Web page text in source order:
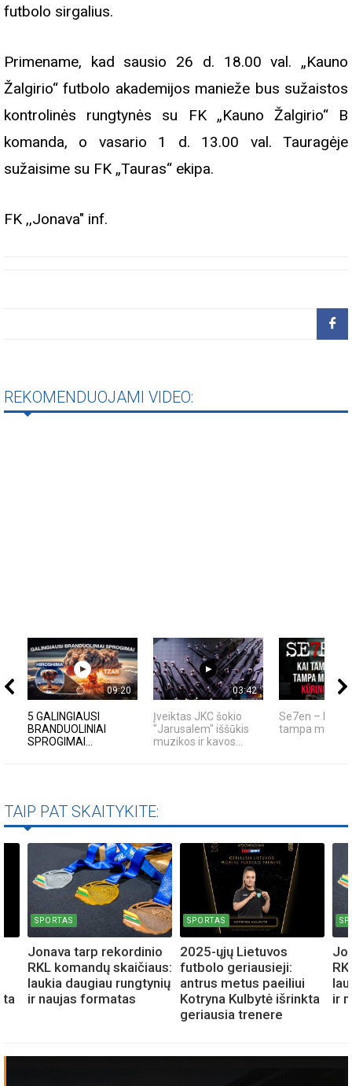
futbolo sirgalius.
Primename, kad sausio 26 d. 18.00 val. „Kauno
Žalgirio“ futbolo akademijos manieže bus sužaistos
kontrolinės rungtynės su FK „Kauno Žalgirio“ B
komanda, o vasario 1 d. 13.00 val. Tauragėje
sužaisime su FK „Tauras“ ekipa.
FK ,,Jonava" inf.
REKOMENDUOJAMI VIDEO:
09:20
5 GALINGIAUSI
BRANDUOLINIAI
SPROGIMAI...
03:42
Įveiktas JKC šokio
"Jarusalem" iššūkis
muzikos ir kavos...
Se7en – kai
tampa meno
TAIP PAT SKAITYKITE:
SPORTAS
Jonava tarp rekordinio
RKL komandų skaičiaus:
laukia daugiau rungtynių
ir naujas formatas
SPORTAS
2025-ųjų Lietuvos
futbolo geriausieji:
antrus metus paeiliui
Kotryna Kulbytė išrinkta
geriausia trenere
ir